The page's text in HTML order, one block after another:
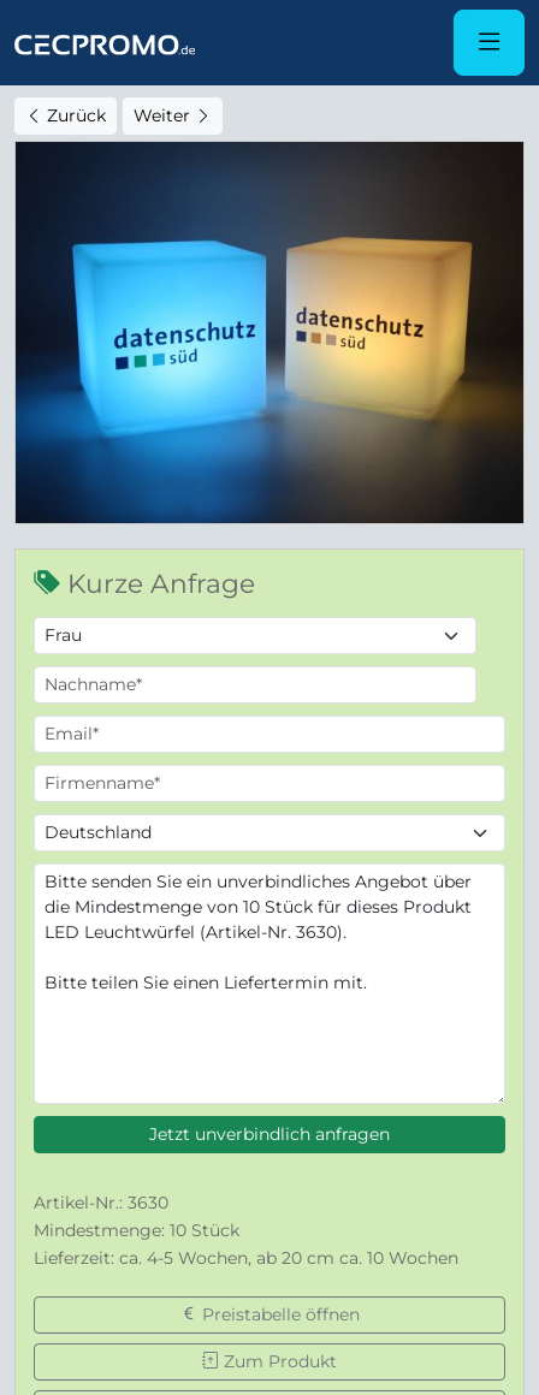
Zurück Weiter
Kurze Anfrage
Jetzt unverbindlich anfragen
Artikel-Nr.: 3630
Mindestmenge: 10 Stück
Lieferzeit: ca. 4-5 Wochen, ab 20 cm ca. 10 Wochen
Preistabelle öffnen
Zum Produkt